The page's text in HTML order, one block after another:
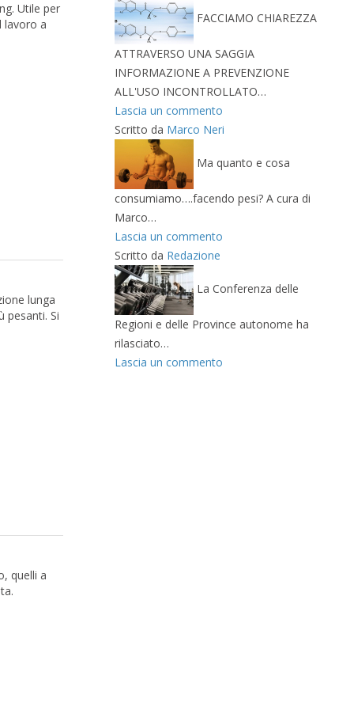
Utile per
lavoro a
lunga
pesanti. Si
quelli a
FACCIAMO CHIAREZZA
ATTRAVERSO UNA SAGGIA
INFORMAZIONE A PREVENZIONE
ALL'USO INCONTROLLATO…
Lascia un commento
Scritto da Marco Neri
Ma quanto e cosa
consumiamo….facendo pesi? A cura di
Marco…
Lascia un commento
Scritto da Redazione
La Conferenza delle
Regioni e delle Province autonome ha
rilasciato…
Lascia un commento